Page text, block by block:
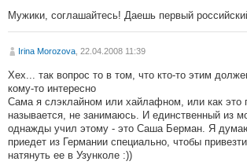
Мужики, соглашайтесь! Даешь первый
Irina Morozova, 22.04.2008 11:39
Хех... так вопрос то в том, что кто-то этим
кому-то интересно
Сама я слэклайном или хайлафном, или как это
называется, не занимаюсь. И единственный из
однажды учил этому - это Саша Берман. Я
приедет из Германии специально, чтобы
натянуть ее в Узунколе :))